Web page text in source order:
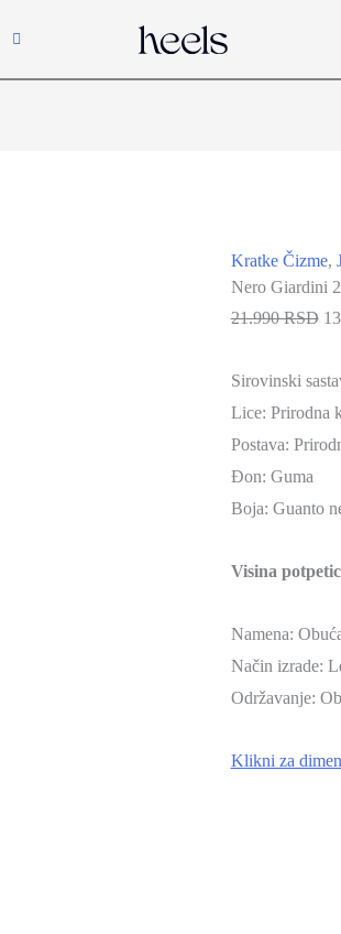
Kratke Čizme,
Nero Giardini
21.990 RSD
Sirovinski
Lice: Prirodna
Postava:
Đon: Guma
Boja: Guanto
Visina
Namena:
Način izrade:
Održavanje:
Klikni za